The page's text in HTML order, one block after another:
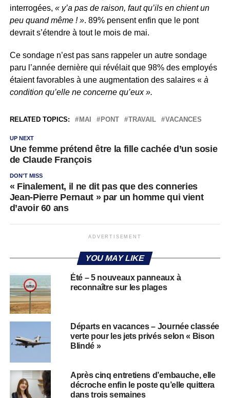
interrogées, « y’a pas de raison, faut qu’ils en chient un
peu quand même ! ». 89% pensent enfin que le pont
devrait s’étendre à tout le mois de mai.
Ce sondage n’est pas sans rappeler un autre sondage
paru l’année dernière qui révélait que 98% des employés
étaient favorables à une augmentation des salaires « à
condition qu’elle ne concerne qu’eux ».
RELATED TOPICS: MAI PONT TRAVAIL VACANCES
UP NEXT
Une femme prétend être la fille cachée d’un sosie
de Claude François
DON'T MISS
« Finalement, il ne dit pas que des conneries
Jean-Pierre Pernaut » par un homme qui vient
d’avoir 60 ans
ADVERTISEMENT
YOU MAY LIKE
Été – 5 nouveaux panneaux à
reconnaître sur les plages
Départs en vacances – Journée classée
verte pour les jets privés selon « Bison
Blindé »
Après cinq entretiens d’embauche, elle
décroche enfin le poste qu’elle quittera
dans trois semaines